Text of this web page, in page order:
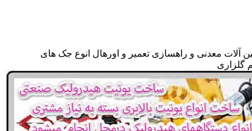
آلات معدنی و راهسازی تعمیر و اورهال انوع جک های